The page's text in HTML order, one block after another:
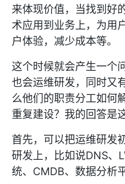
来体现价值，当找到好
术应用到业务上，为用
户体验，减少成本等。
这个时候就会产生一个
也会运维研发，同时又
么他们的职责分工如何
重复建设？我的回答是
首先，可以把运维研发
研发上，比如说DNS、
统、CMDB、数据分析